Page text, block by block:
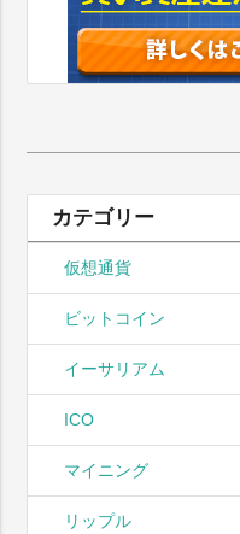
索:
カテゴリー
仮想通貨
ビットコイン
イーサリアム
ICO
マイニング
リップル